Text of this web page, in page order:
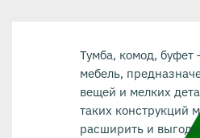
Тумба, комод, буфет
мебель,
вещей и мелких
таких конструкций
расширить и